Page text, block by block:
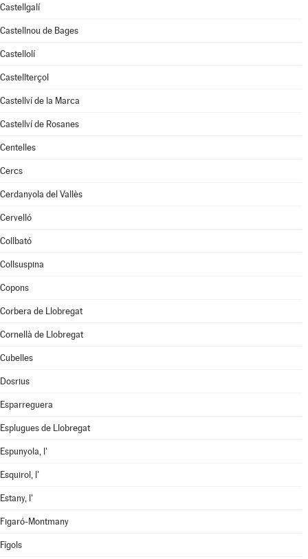
Castellgalí
Castellnou de Bages
Castellolí
Castellterçol
Castellví de la Marca
Castellví de Rosanes
Centelles
Cercs
Cerdanyola del Vallès
Cervelló
Collbató
Collsuspina
Copons
Corbera de Llobregat
Cornellà de Llobregat
Cubelles
Dosrius
Esparreguera
Esplugues de Llobregat
Espunyola, l'
Esquirol, l'
Estany, l'
Figaró-Montmany
Fígols